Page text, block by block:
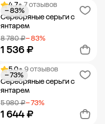
Добавить в корзину
4.7• 7 отзывов
Серебряные серьги с
янтарем
8 780 ₽− 83%
1 536 ₽
− 83%
Добавить в корзину
5.0• 9 отзывов
Серебряные серьги с
янтарем
5 980 ₽− 73%
1 644 ₽
− 73%